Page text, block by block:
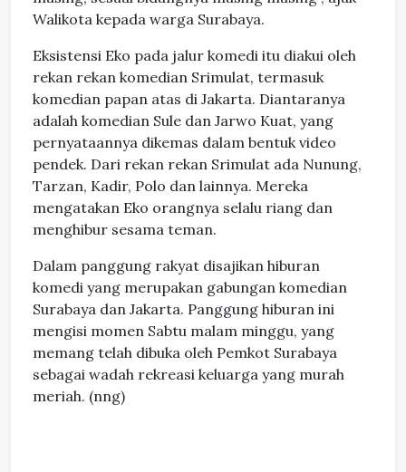
Walikota kepada warga Surabaya.
Eksistensi Eko pada jalur komedi itu diakui oleh
rekan rekan komedian Srimulat, termasuk
komedian papan atas di Jakarta. Diantaranya
adalah komedian Sule dan Jarwo Kuat, yang
pernyataannya dikemas dalam bentuk video
pendek. Dari rekan rekan Srimulat ada Nunung,
Tarzan, Kadir, Polo dan lainnya. Mereka
mengatakan Eko orangnya selalu riang dan
menghibur sesama teman.
Dalam panggung rakyat disajikan hiburan
komedi yang merupakan gabungan komedian
Surabaya dan Jakarta. Panggung hiburan ini
mengisi momen Sabtu malam minggu, yang
memang telah dibuka oleh Pemkot Surabaya
sebagai wadah rekreasi keluarga yang murah
meriah. (nng)